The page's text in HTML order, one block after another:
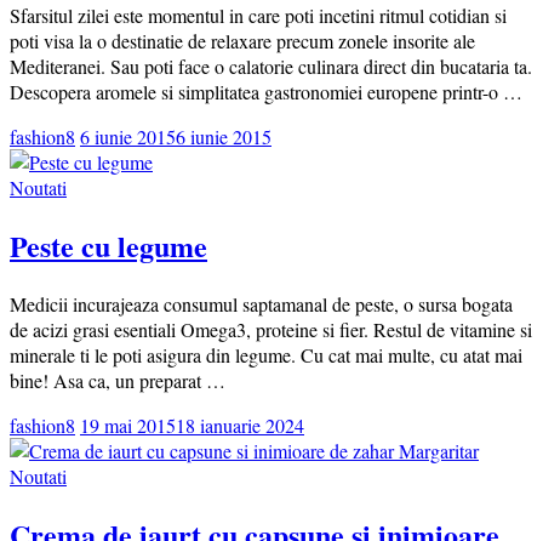
Sfarsitul zilei este momentul in care poti incetini ritmul cotidian si
poti visa la o destinatie de relaxare precum zonele insorite ale
Mediteranei. Sau poti face o calatorie culinara direct din bucataria ta.
Descopera aromele si simplitatea gastronomiei europene printr-o …
fashion8 6 iunie 20156 iunie 2015
Noutati
Peste cu legume
Medicii incurajeaza consumul saptamanal de peste, o sursa bogata
de acizi grasi esentiali Omega3, proteine si fier. Restul de vitamine si
minerale ti le poti asigura din legume. Cu cat mai multe, cu atat mai
bine! Asa ca, un preparat …
fashion8 19 mai 201518 ianuarie 2024
Noutati